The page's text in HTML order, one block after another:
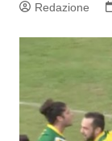
Redazione